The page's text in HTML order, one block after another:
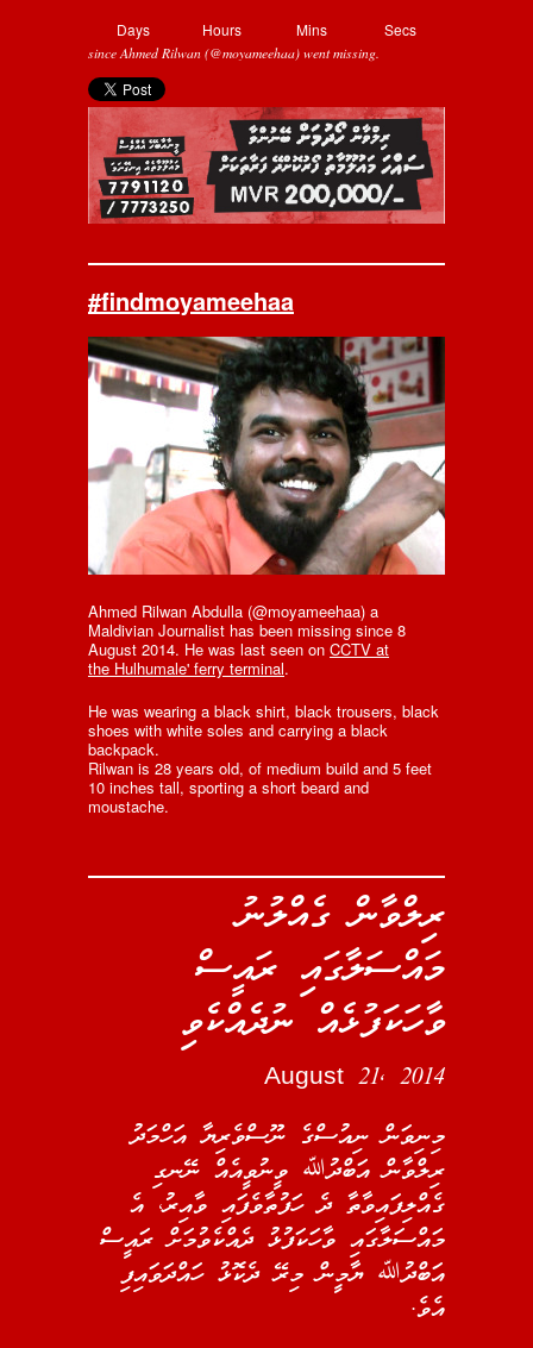
Days Hours Mins Secs
since Ahmed Rilwan (@moyameehaa) went missing.
#findmoyameehaa
Ahmed Rilwan Abdulla (@moyameehaa) a
Maldivian Journalist has been missing since 8
August 2014. He was last seen on CCTV at
the Hulhumale' ferry terminal.
He was wearing a black shirt, black trousers, black
shoes with white soles and carrying a black
backpack.
Rilwan is 28 years old, of medium build and 5 feet
10 inches tall, sporting a short beard and
moustache.
ރިލްވާން ގެއްލުނު
މައްސަލާގައި ރައީސް
ވާހަކަފުޅެއް ނުދެއްކެވި
August 21, 2014
މިނިވަން ނިއުސްގެ ނޫސްވެރިޔާ އަހްމަދު
ރިލްވާން އަބްދުﷲ ވީނުވީއެއް ނޭނގި
ގެއްލިފައިވާތާ ދެ ހަފުތާވެފައި ވާއިރު، އެ
މައްސަލާގައި ވާހަކަފުޅު ދެއްކެވުމަށް ރައީސް
އަބްދުﷲ ޔާމީން މިރޭ ދެކޮޅު ހައްދަވައިފި
އެވެ.